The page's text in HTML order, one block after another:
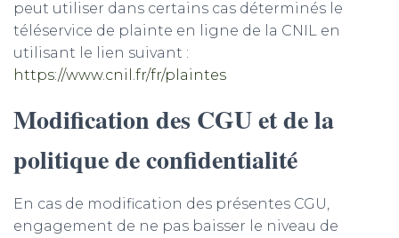
peut utiliser dans certains cas déterminés le
téléservice de plainte en ligne de la CNIL en
utilisant le lien suivant :
https://www.cnil.fr/fr/plaintes
Modification des CGU et de la
politique de confidentialité
En cas de modification des présentes CGU,
engagement de ne pas baisser le niveau de